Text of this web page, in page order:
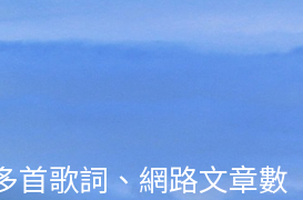
首歌詞、網路文章數